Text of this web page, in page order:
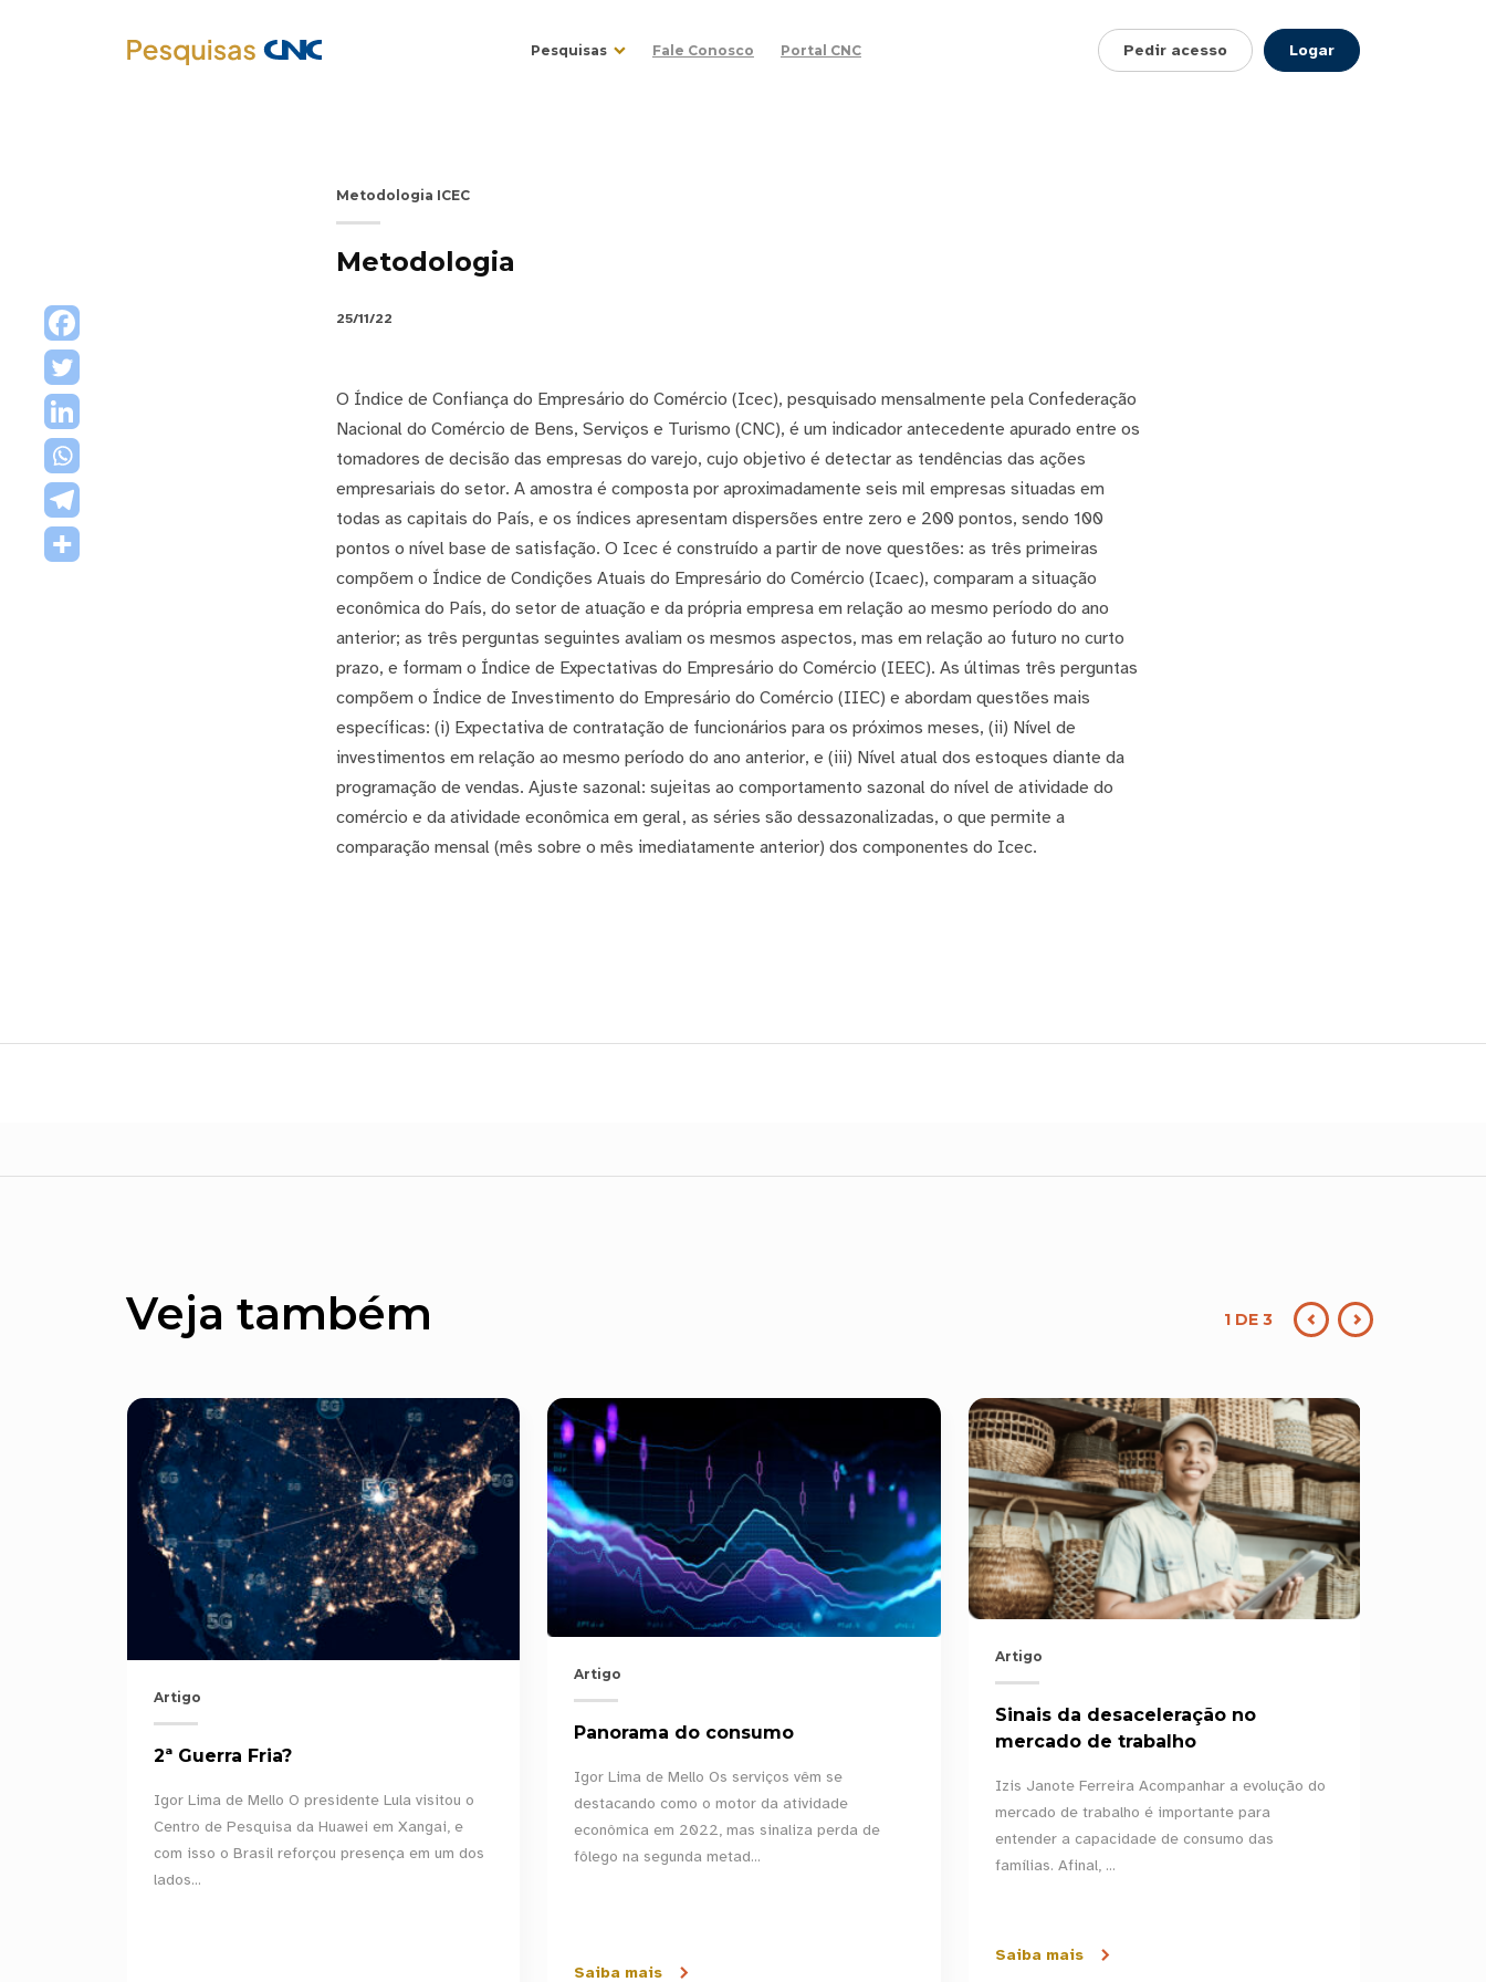
Pesquisas Fale Conosco Portal CNC Logar
Pedir acesso
Metodologia ICEC
Metodologia
25/11/22
O Índice de Confiança do Empresário do Comércio (Icec), pesquisado mensalmente pela Confederação
Nacional do Comércio de Bens, Serviços e Turismo (CNC), é um indicador antecedente apurado entre os
tomadores de decisão das empresas do varejo, cujo objetivo é detectar as tendências das ações
empresariais do setor. A amostra é composta por aproximadamente seis mil empresas situadas em
todas as capitais do País, e os índices apresentam dispersões entre zero e 200 pontos, sendo 100
pontos o nível base de satisfação. O Icec é construído a partir de nove questões: as três primeiras
compõem o Índice de Condições Atuais do Empresário do Comércio (Icaec), comparam a situação
econômica do País, do setor de atuação e da própria empresa em relação ao mesmo período do ano
anterior; as três perguntas seguintes avaliam os mesmos aspectos, mas em relação ao futuro no curto
prazo, e formam o Índice de Expectativas do Empresário do Comércio (IEEC). As últimas três perguntas
compõem o Índice de Investimento do Empresário do Comércio (IIEC) e abordam questões mais
específicas: (i) Expectativa de contratação de funcionários para os próximos meses, (ii) Nível de
investimentos em relação ao mesmo período do ano anterior, e (iii) Nível atual dos estoques diante da
programação de vendas. Ajuste sazonal: sujeitas ao comportamento sazonal do nível de atividade do
comércio e da atividade econômica em geral, as séries são dessazonalizadas, o que permite a
comparação mensal (mês sobre o mês imediatamente anterior) dos componentes do Icec.
Veja também
Artigo
2ª Guerra Fria?
Igor Lima de Mello O presidente Lula visitou o
Centro de Pesquisa da Huawei em Xangai, e
com isso o Brasil reforçou presença em um dos
lados...
Artigo
Panorama do consumo
Igor Lima de Mello Os serviços vêm se
destacando como o motor da atividade
econômica em 2022, mas sinaliza perda de
fôlego na segunda metad...
Saiba mais
Artigo
Sinais da desaceleração no
mercado de trabalho
Izis Janote Ferreira Acompanhar a evolução do
mercado de trabalho é importante para
entender a capacidade de consumo das
famílias. Afinal, ...
Saiba mais
1 DE 3